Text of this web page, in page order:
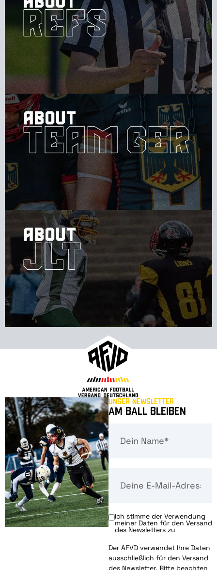
Unser Newsletter
Am Ball bleiben
Ich stimme der Verwendung
meiner Daten für den Versand
des Newsletters zu
Der AFVD verwendet Ihre Daten
ausschließlich für den Versand
des Newsletter. Bitte beachten